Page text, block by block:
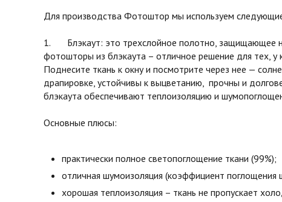
Для производства Фотоштор мы используем
1. Блэкаут: это трехслойное полотно, защищающее
фотошторы из блэкаута – отличное решение для тех,
Поднесите ткань к окну и посмотрите через нее —
драпировке, устойчивы к выцветанию, прочны и
блэкаута обеспечивают теплоизоляцию и
Основные плюсы:
практически полное светопоглощение ткани (99%);
отличная шумоизоляция (коэффициент поглощения
хорошая теплоизоляция – ткань не пропускает